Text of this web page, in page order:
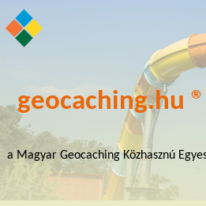
geocaching.hu ®
a Magyar Geocaching Közhasznú